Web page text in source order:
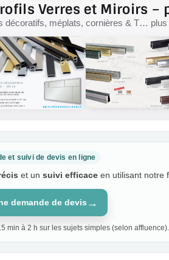
Verres et Miroirs
décoratifs, méplats, cornières & T… plus
et suivi de devis en ligne
et un suivi efficaceen utilisant notre
demande de devis →
min à 2 h sur les sujets simples (selon affluence).